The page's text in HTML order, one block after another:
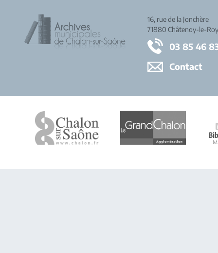
16, rue de la Jonchère
71880 Châtenoy-le-
03 85 46
Contact